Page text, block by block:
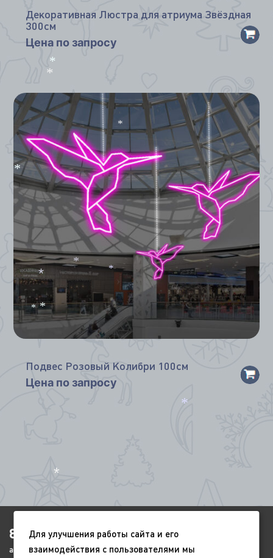
Декоративная Люстра для атриума Звёздная
300см
Цена по запросу
Подвес Розовый Колибри 100см
Цена по запросу
8(4852)920-450
ags-yar@mail.ru
Для улучшения работы сайта и его
взаимодействия с пользователями мы
*
*
*
*
*
*
*